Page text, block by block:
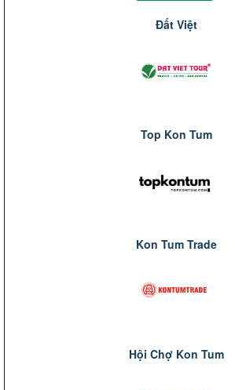
Đất Việt
Top Kon Tum
Kon Tum Trade
Hội Chợ Kon Tum